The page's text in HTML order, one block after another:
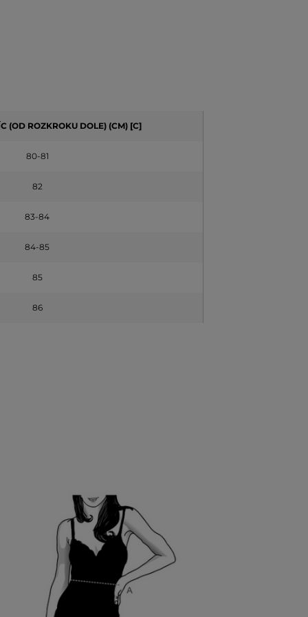
(OD ROZKROKU DOLE) (CM) [C]
80-81
82
83-84
84-85
85
86